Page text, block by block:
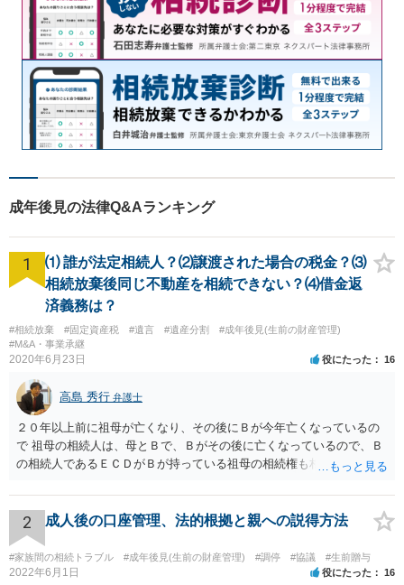
成年後見の法律Q&Aランキング
1
⑴ 誰が法定相続人？⑵譲渡された場合の税金？⑶
相続放棄後同じ不動産を相続できない？⑷借金返
済義務は？
#相続放棄 #固定資産税 #遺言 #遺産分割
#成年後見(生前の財産管理)
#M&A・事業承継
2020年6月23日 役にたった 16
高島 秀行 弁護士
２０年以上前に祖母が亡くなり、その後にＢが今年亡くなっているの
で 祖母の相続人は、母とＢで、Ｂがその後に亡くなっているので、Ｂ
の相続人であるＥＣＤがＢが持っている祖母の相続権も相続すること
Ｅも行う必要があります。 Ｂの配偶者であるＥは常にＢの相続人とな
ります。
2 成人後の口座管理、法的根拠と親への説得方法
#家族間の相続トラブル #成年後見(生前の財産管理) #調停 #協議 #生前贈与
2022年6月1日 役にたった 16